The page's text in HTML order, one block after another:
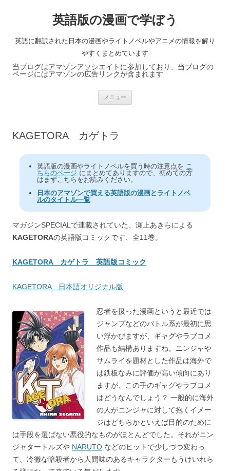
英語版の漫画で学ぼう
英語に翻訳された日本の漫画やライトノベルやアニメの情報を解り
やすくまとめています
当ブログはアマゾンアソシエイトに参加しており、当ブログの
ページにはアマゾンの広告リンクが含まれます
メニュー
KAGETORA カゲトラ
英語版の漫画やライトノベルを買う時の注意点を こ
ちらのページ にまとめてありますので、初めての方
はまずこちらをお読みください。
日本のアマゾンで買える英語版の漫画とライトノベ
ルのタイトル一覧
マガジンSPECIALで連載されていた、瀬上あきらによる
KAGETORAの英語版コミックです、全11巻。
KAGETORA カゲトラ 英語版コミック
KAGETORA 日本語オリジナル版
忍者を扱った漫画というと最近では
ジャンプなどのバトル系が最初に思
い浮かびますが、ギャグやラブコメ
作品も結構ありますね。ニンジャや
サムライを題材とした作品は海外で
は鉄板なみに評価が高い傾向にあり
ますが、この手のギャグやラブコメ
はどうなんでしょう？ 一般的に海外
の人がニンジャに対して抱くイメー
ジはどちらかといえば目的のために
は手段を選ばない悪役的なものがほとんどでした。それがニン
ジャタートルズや NARUTO などのヒットで少しづつ変わっ
て、冷徹な暗殺者から人間味のあるキャラクターもうけいれら